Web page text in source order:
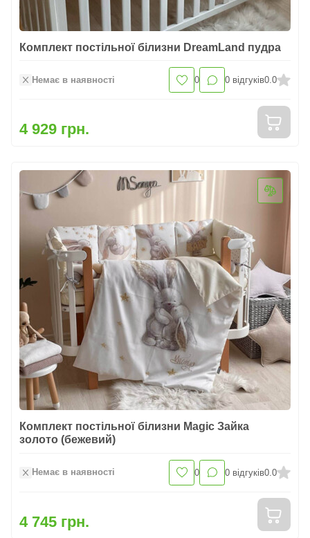
Комплект постільної білизни DreamLand пудра
Немає в наявності 0 0 відгуків0.0
4 929 грн.
Комплект постільної білизни Magic Зайка
золото (бежевий)
Немає в наявності 0 0 відгуків0.0
4 745 грн.